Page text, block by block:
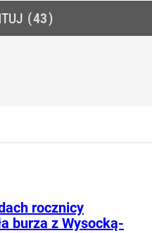
43
rocznicy
burza z Wysocką-